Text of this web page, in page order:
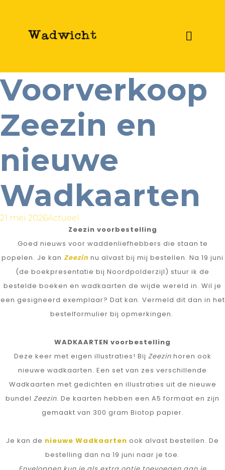
Voorverkoop
Zeezin en
nieuwe
Wadkaarten
21 mei 2026Actueel
Zeezin voorbestelling
Goed nieuws voor waddenliefhebbers die staan te
popelen. Je kan Zeezin nu alvast bij mij bestellen. Na 19 juni
(de boekpresentatie bij Noordpolderzijl) stuur ik de
bestelde boeken en wadkaarten de wijde wereld in. Wil je
een gesigneerd exemplaar? Dat kan. Vermeld dit dan in het
bestelformulier bij opmerkingen.
WADKAARTEN voorbestelling
Deze keer met eigen illustraties! Bij Zeezinhoren ook
nieuwe wadkaarten. Een set van zes verschillende
Wadkaarten met gedichten en illustraties uit de nieuwe
bundel Zeezin. De kaarten hebben een A5 formaat en zijn
gemaakt van 300 gram Biotop papier.
Je kan de nieuwe Wadkaarten ook alvast bestellen. De
bestelling dan na 19 juni naar je toe.